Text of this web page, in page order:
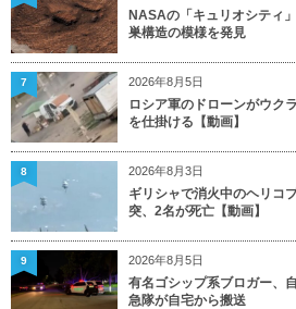
NASAの「キュリオシティ
巣構造の模様を発見
2026年8月5日
ロシア軍のドローンがウク
を仕掛ける【動画】
7
2026年8月3日
ギリシャで消火中のヘリコ
突、2名が死亡【動画】
8
2026年8月5日
有名ゴシップ系ブロガー、
急隊が自宅から搬送
9